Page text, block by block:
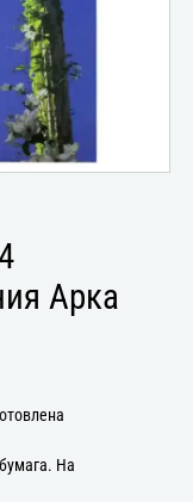
Арка
На